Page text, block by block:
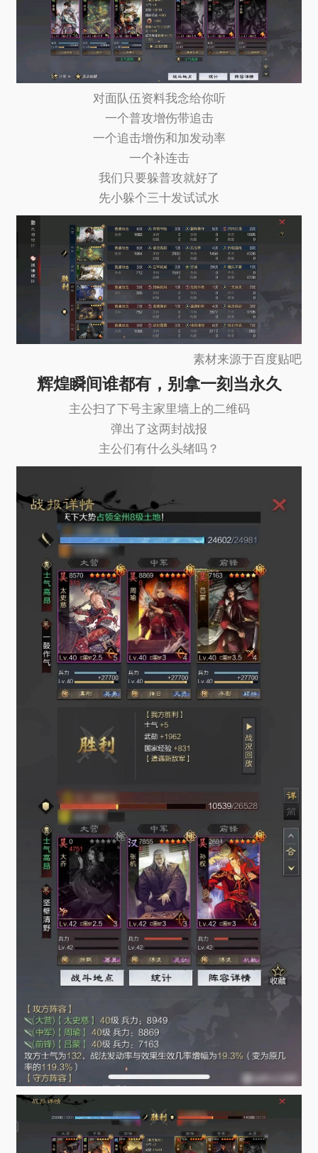
对面队伍资料我念给你听
一个普攻增伤带追击
一个追击增伤和加发动率
一个补连击
我们只要躲普攻就好了
先小躲个三十发试试水
素材来源于百度贴吧
辉煌瞬间谁都有，别拿一刻当永久
主公扫了下号主家里墙上的二维码
弹出了这两封战报
主公们有什么头绪吗？